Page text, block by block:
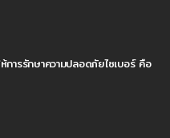
การรักษาความปลอดภัยไซเบอร์ คือ